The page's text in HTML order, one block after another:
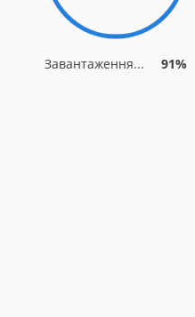
Завантаження... 91%